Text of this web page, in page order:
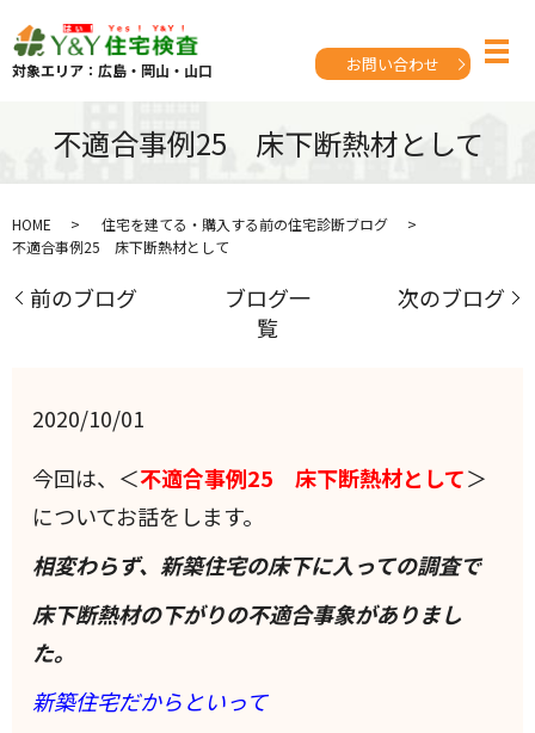
対象エリア：広島・岡山・山口 お問い合わせ
不適合事例25 床下断熱材として
HOME
住宅を建てる・購入する前の住宅診断ブログ
不適合事例25 床下断熱材として
前のブログ
ブログ一
覧
次のブログ
2020/10/01
今回は、＜不適合事例25 床下断熱材として＞
についてお話をします。
相変わらず、新築住宅の床下に入っての調査で
床下断熱材の下がりの不適合事象がありまし
た。
新築住宅だからといって